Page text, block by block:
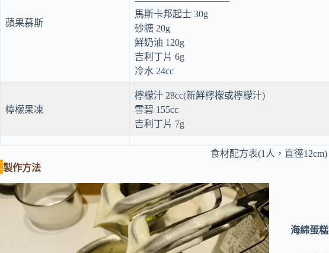
蘋果慕斯
馬斯卡邦起士 30g
砂糖 20g
鮮奶油 120g
吉利丁片 6g
冷水 24cc
檸檬果凍
檸檬汁 28cc(新鮮檸檬或檸檬汁)
雪碧 155cc
吉利丁片 7g
食材配方表(1人，直徑12cm)
製作方法
海綿蛋糕